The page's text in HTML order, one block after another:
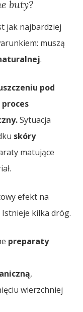
buty?
jak najbardziej
muszą
.
pod
Sytuacja
skóry
matujące
efekt na
kilka dróg.
preparaty
,
wierzchniej